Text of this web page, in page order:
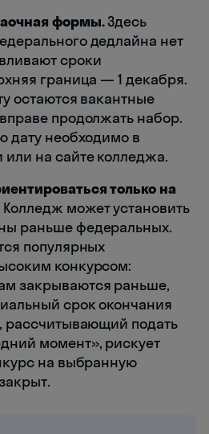
формы.Здесь
дедлайна нет
сроки
граница — 1 декабря.
остаются вакантные
продолжать набор.
дату необходимо в
на сайте колледжа.
только на
Колледж может установить
раньше федеральных.
популярных
конкурсом:
закрываются раньше,
срок окончания
рассчитывающий подать
момент», рискует
на выбранную